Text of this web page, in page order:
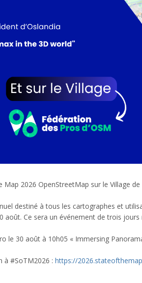
2026 OpenStreetMap sur le Village de
destiné à tous les cartographes et
août. Ce sera un événement de trois
le 30 août à 10h05 « Immersing
à #SoTM2026 : https://